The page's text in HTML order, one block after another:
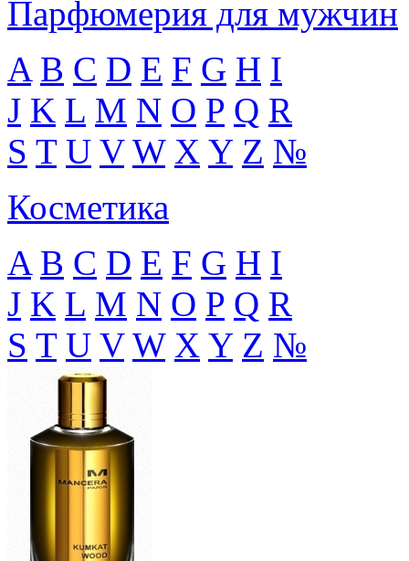
Парфюмерия для мужчин
A B C D E F G H I
J K L M N O P Q R
S T U V W X Y Z №
Косметика
A B C D E F G H I
J K L M N O P Q R
S T U V W X Y Z №